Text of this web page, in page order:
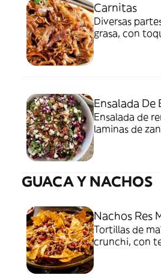
Carnitas
Diversas
grasa, con
Ensalada De
Ensalada de
laminas de
GUACA Y NACHOS
Nachos Res
Tortillas de
crunchi, con